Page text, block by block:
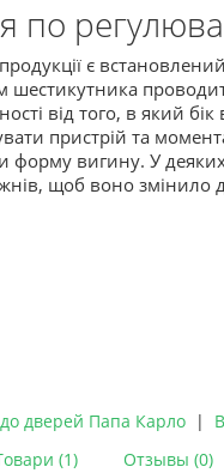
по
є
від того, в який
пристрій та
вигину. У деяких
щоб воно змінило
дверей Папа Карло |
(1) Отзывы (0)